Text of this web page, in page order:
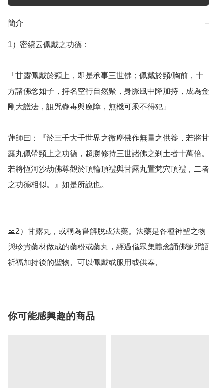
簡介 −
1）密續云佩戴之功德：
「甘露佩戴於頸上，即是承事三世佛；佩戴於頸/胸前，十
方諸佛念如子，持名空行自然聚，身脈風中降加持，成為金
剛大護法，詛咒蠱毒與魔障，無機可乘不得犯」
蓮師曰：『於三千大千世界之微塵佛作無量之供養，若將甘
露丸佩帶頸上之功德，超勝修持三世諸佛之剎土者十萬倍。
若將恆河沙劫佛尊觀於頂輪頂禮與甘露丸置梵穴頂禮，二者
之功德相似。』如是所說也。
🙏2）甘露丸，或稱為嘗解脫或法藥。法藥是各種神聖之物
與珍貴藥材做成的藥粉或藥丸，經過僧眾集體念誦佛號咒語
祈福加持後的聖物。可以佩戴或服用或供奉。
你可能感興趣的商品